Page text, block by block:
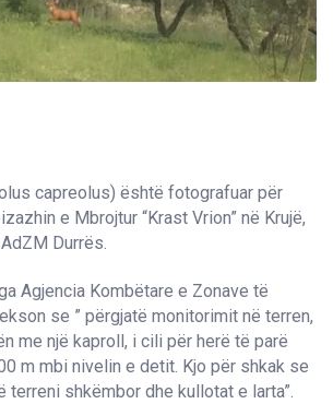
capreolus) është fotografuar për
e Mbrojtur “Krast Vrion” në Krujë,
Durrës.
Agjencia Kombëtare e Zonave të
se ” përgjatë monitorimit në terren,
me një kaproll, i cili për herë të parë
m mbi nivelin e detit. Kjo për shkak se
terreni shkëmbor dhe kullotat e larta”.